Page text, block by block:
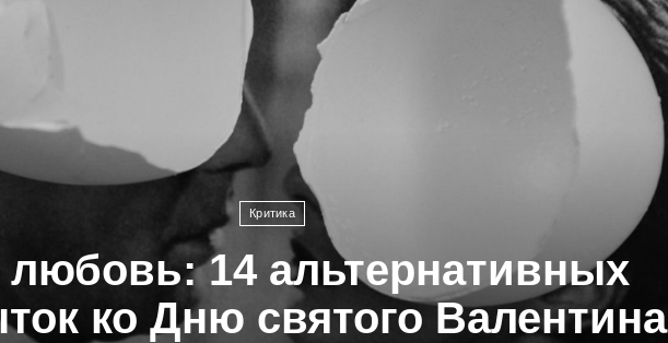
Критика
14 альтернативных
ко Дню святого Валентина